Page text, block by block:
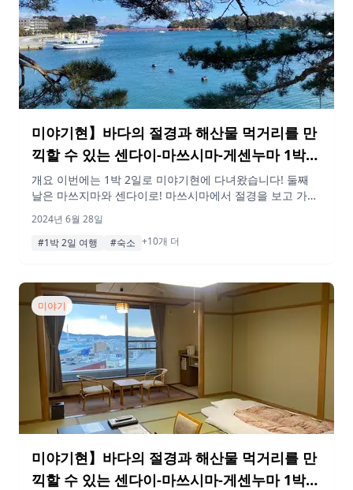
미야기현】바다의 절경과 해산물 먹거리를 만
끽할 수 있는 센다이-마쓰시마-게센누마 1박2
일 여행 플랜(2일차)
개요 이번에는 1박 2일로 미야기현에 다녀왔습니다! 둘째
날은 마쓰지마와 센다이로! 마쓰시마에서 절경을 보고 가볍
이 먹을 수 있었던 여행이었다! 도쿄에서도 쉽게 갈 수 있으
니 여행에 갈 때 꼭 참고해 보시기 바랍니다. 게재된 정보 및
2024년 6월 28일
#1박 2일 여행
#숙소 +10개 더
미야기
미야기현】바다의 절경과 해산물 먹거리를 만
끽할 수 있는 센다이-마쓰시마-게센누마 1박2